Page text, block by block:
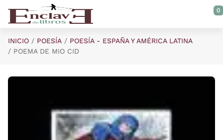
Saltar al contenido principal
0
INICIO POESÍA
POESÍA - ESPAÑA Y AMÉRICA LATINA
POEMA DE MIO CID